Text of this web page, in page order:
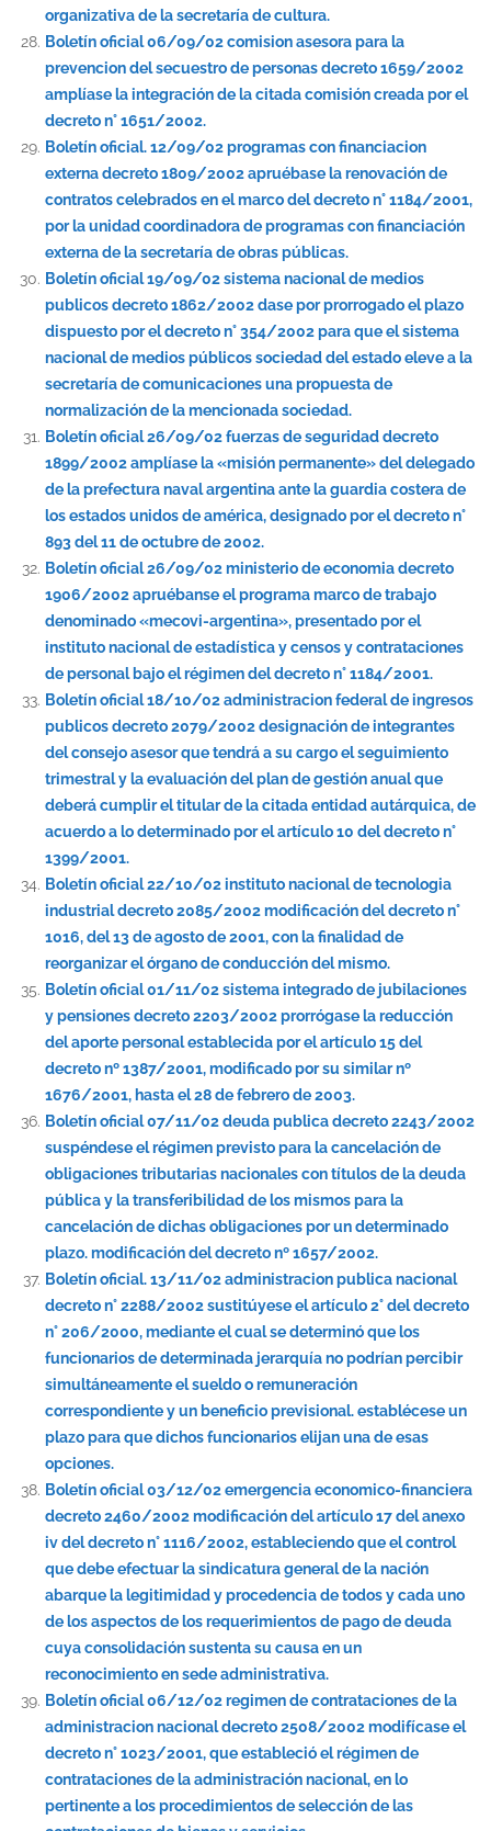
organizativa de la secretaría de cultura.
Boletín oficial 06/09/02 comision asesora para la
prevencion del secuestro de personas decreto 1659/2002
amplíase la integración de la citada comisión creada por el
decreto n° 1651/2002.
Boletín oficial. 12/09/02 programas con financiacion
externa decreto 1809/2002 apruébase la renovación de
contratos celebrados en el marco del decreto n° 1184/2001,
por la unidad coordinadora de programas con financiación
externa de la secretaría de obras públicas.
Boletín oficial 19/09/02 sistema nacional de medios
publicos decreto 1862/2002 dase por prorrogado el plazo
dispuesto por el decreto n° 354/2002 para que el sistema
nacional de medios públicos sociedad del estado eleve a la
secretaría de comunicaciones una propuesta de
normalización de la mencionada sociedad.
Boletín oficial 26/09/02 fuerzas de seguridad decreto
1899/2002 amplíase la «misión permanente» del delegado
de la prefectura naval argentina ante la guardia costera de
los estados unidos de américa, designado por el decreto n°
893 del 11 de octubre de 2002.
Boletín oficial 26/09/02 ministerio de economia decreto
1906/2002 apruébanse el programa marco de trabajo
denominado «mecovi-argentina», presentado por el
instituto nacional de estadística y censos y contrataciones
de personal bajo el régimen del decreto n° 1184/2001.
Boletín oficial 18/10/02 administracion federal de ingresos
publicos decreto 2079/2002 designación de integrantes
del consejo asesor que tendrá a su cargo el seguimiento
trimestral y la evaluación del plan de gestión anual que
deberá cumplir el titular de la citada entidad autárquica, de
acuerdo a lo determinado por el artículo 10 del decreto n°
1399/2001.
Boletín oficial 22/10/02 instituto nacional de tecnologia
industrial decreto 2085/2002 modificación del decreto n°
1016, del 13 de agosto de 2001, con la finalidad de
reorganizar el órgano de conducción del mismo.
Boletín oficial 01/11/02 sistema integrado de jubilaciones
y pensiones decreto 2203/2002 prorrógase la reducción
del aporte personal establecida por el artículo 15 del
decreto nº 1387/2001, modificado por su similar nº
1676/2001, hasta el 28 de febrero de 2003.
Boletín oficial 07/11/02 deuda publica decreto 2243/2002
suspéndese el régimen previsto para la cancelación de
obligaciones tributarias nacionales con títulos de la deuda
pública y la transferibilidad de los mismos para la
cancelación de dichas obligaciones por un determinado
plazo. modificación del decreto nº 1657/2002.
Boletín oficial. 13/11/02 administracion publica nacional
decreto n° 2288/2002 sustitúyese el artículo 2° del decreto
n° 206/2000, mediante el cual se determinó que los
funcionarios de determinada jerarquía no podrían percibir
simultáneamente el sueldo o remuneración
correspondiente y un beneficio previsional. establécese un
plazo para que dichos funcionarios elijan una de esas
opciones.
Boletín oficial 03/12/02 emergencia economico-financiera
decreto 2460/2002 modificación del artículo 17 del anexo
iv del decreto n° 1116/2002, estableciendo que el control
que debe efectuar la sindicatura general de la nación
abarque la legitimidad y procedencia de todos y cada uno
de los aspectos de los requerimientos de pago de deuda
cuya consolidación sustenta su causa en un
reconocimiento en sede administrativa.
Boletín oficial 06/12/02 regimen de contrataciones de la
administracion nacional decreto 2508/2002 modifícase el
decreto n° 1023/2001, que estableció el régimen de
contrataciones de la administración nacional, en lo
pertinente a los procedimientos de selección de las